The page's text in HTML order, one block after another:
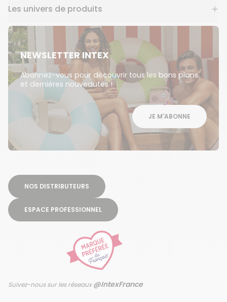
Les univers de produits
NEWSLETTER INTEX
Abonnez-vous pour découvrir tous les bons plans
et dernières nouveautés !
JE M'ABONNE
NOS DISTRIBUTEURS
ESPACE PROFESSIONNEL
Suivez-nous sur les réseaux@IntexFrance